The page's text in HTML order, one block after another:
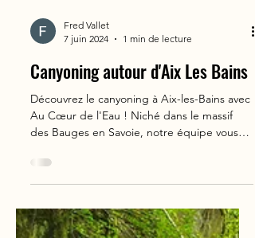
Fred Vallet
7 juin 2024
1 min de lecture
Canyoning autour d'Aix Les Bains
des Bauges en Savoie, notre équipe vous
propose des ...